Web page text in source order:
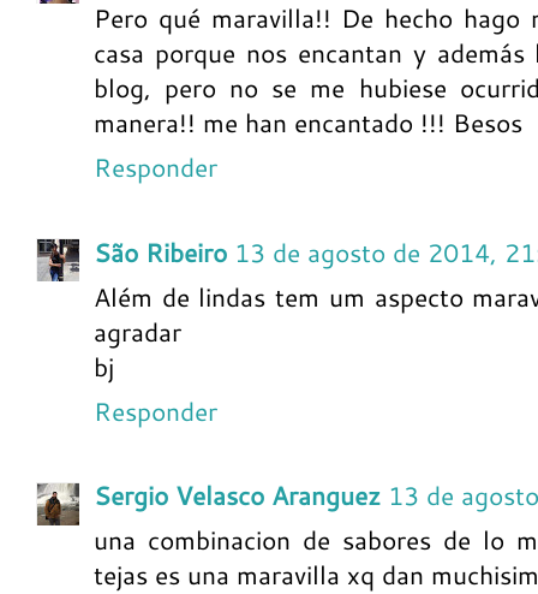
Pero qué maravilla!! De hecho
casa porque nos encantan y
blog, pero no se me hubiese
manera!! me han encantado !!! Besos
Responder
São Ribeiro 13 de agosto de 2014,
Além de lindas tem um aspecto
agradar
bj
Responder
Sergio Velasco Aranguez 13 de
una combinacion de sabores de lo
tejas es una maravilla xq dan